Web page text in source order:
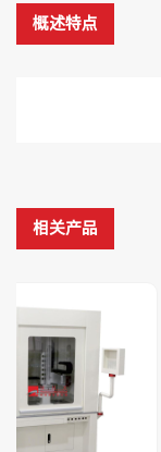
概述特点
相关产品